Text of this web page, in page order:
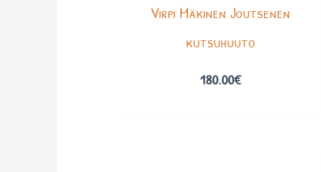
Virpi Mäkinen Joutsenen
kutsuhuuto
180.00€